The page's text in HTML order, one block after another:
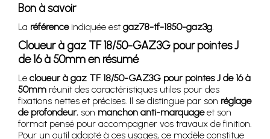
Bon à savoir
La référenceindiquée est gaz78-tf-1850-gaz3g
Cloueur à gaz TF 18/50-GAZ3G pour pointes J
de 16 à 50mm en résumé
Le cloueur à gaz TF 18/50-GAZ3G pour pointes J de 16 à
50mm réunit des caractéristiques utiles pour des
fixations nettes et précises. Il se distingue par son réglage
de profondeur, son manchon anti-marquageet son
format pensé pour accompagner vos travaux de finition.
Pour un outil adapté à ces usages, ce modèle constitue